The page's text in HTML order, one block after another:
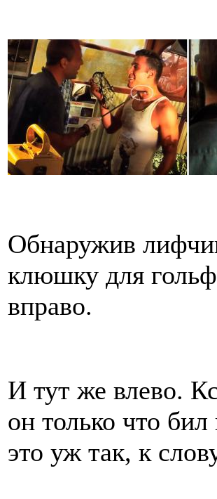
Обнаружив
клюшку для
вправо.
И тут же влево.
он только что
это уж так, к